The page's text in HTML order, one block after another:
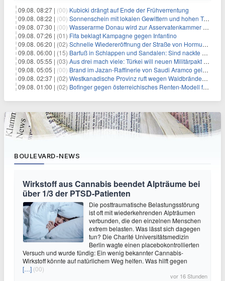
09.08. 08:27 | (00) Kubicki drängt auf Ende der Frühverrentung
09.08. 08:22 | (00) Sonnenschein mit lokalen Gewittern und hohen Temperaturen
09.08. 07:30 | (00) Wasserarme Donau wird zur Asservatenkammer der Geschichte
09.08. 07:26 | (01) Fifa beklagt Kampagne gegen Infantino
09.08. 06:20 | (02) Schnelle Wiedereröffnung der Straße von Hormus ungewiss
09.08. 06:00 | (15) Barfuß in Schlappen und Sandalen: Sind nackte Füße eklig?
09.08. 05:55 | (03) Aus drei mach viele: Türkei will neuen Militärpakt erweitern
09.08. 05:05 | (00) Brand im Jazan-Raffinerie von Saudi Aramco gelöscht: Auswirkungen auf die Energiemärkte
09.08. 02:37 | (02) Westkanadische Provinz ruft wegen Waldbränden Notstand aus
09.08. 01:00 | (02) Bofinger gegen österreichisches Renten-Modell für Schwerarbeiter
BOULEVARD-NEWS
Wirkstoff aus Cannabis beendet Alpträume bei
über 1/3 der PTSD-Patienten
Die posttraumatische Belastungsstörung
ist oft mit wiederkehrenden Alpträumen
verbunden, die den einzelnen Menschen
extrem belasten. Was lässt sich dagegen
tun? Die Charité Universitätsmedizin
Berlin wagte einen placebokontrollierten
Versuch und wurde fündig: Ein wenig bekannter Cannabis-
Wirkstoff könnte auf natürlichem Weg helfen. Was hilft gegen
[…] (00)
vor 16 Stunden